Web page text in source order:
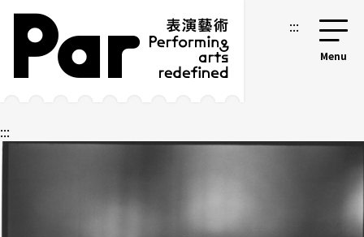
跳到主要內容區塊
網站導覽 :::
:::